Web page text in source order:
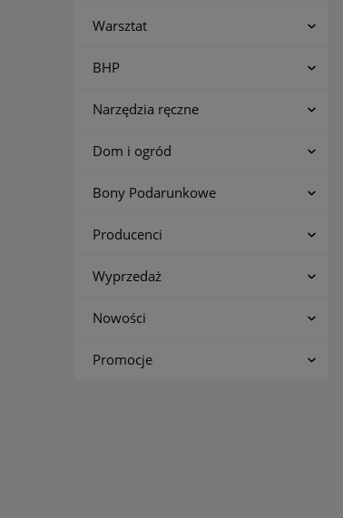
Warsztat
BHP
Narzędzia ręczne
Dom i ogród
Bony Podarunkowe
Producenci
Wyprzedaż
Nowości
Promocje